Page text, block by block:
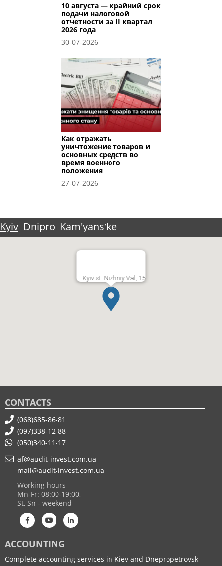
10 августа — крайний срок
подачи налоговой
отчетности за II квартал
2026 года
30-07-2026
Как отражать
уничтожение товаров и
основных средств во
время военного
положения
27-07-2026
Kyiv Dnipro Kam'yansʹke
Kyiv st. Nizhniy Val, 15
CONTACTS
(068)685-86-81
(097)338-12-88
(050)340-11-17
af@audit-invest.com.ua
mail@audit-invest.com.ua
Working hours
Mn-Fr: 08:00-19:00,
St, Sn - weekend
ACCOUNTING
Complete accounting services in Kiev and Dnepropetrovsk